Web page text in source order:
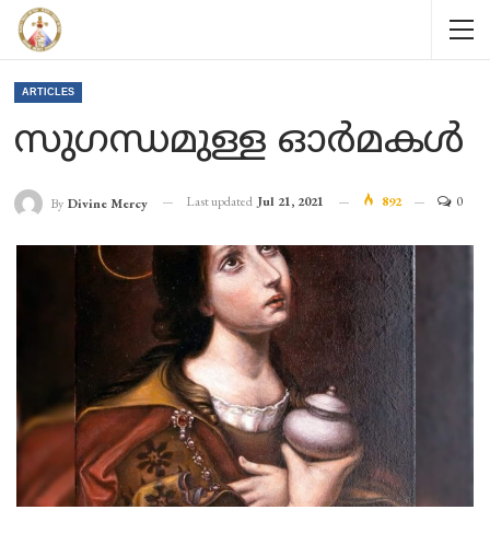
ARTICLES
സുഗന്ധമുള്ള ഓർമകൾ
By Divine Mercy Last updated Jul 21, 2021 892 0